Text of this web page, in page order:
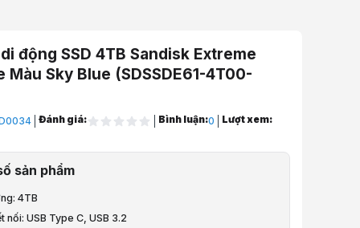
động SSD 4TB Sandisk Extreme
Màu Sky Blue (SDSSDE61-4T00-
& Lưu Trữ
SSD 4TB Sandisk Extreme Portable Màu Sky Blue (SDSSDE61-
Đánh giá: Bình luận:0
Lượt xem:
sản phẩm
4TB
nối: USB Type C, USB 3.2